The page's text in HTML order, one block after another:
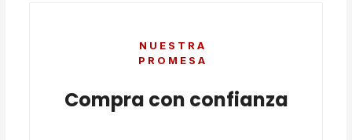
NUESTRA
PROMESA
Compra con confianza